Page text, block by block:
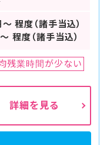
程度（諸手当込）
程度（諸手当込）
残業時間が少ない
詳細を見る